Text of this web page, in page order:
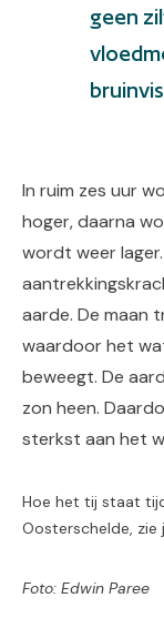
geen
In ruim zes uur
hoger, daarna
wordt weer
aarde. De maan
waardoor het
beweegt. De
zon heen.
sterkst aan het
Hoe het tij staat
Oosterschelde,
Foto: Edwin Paree